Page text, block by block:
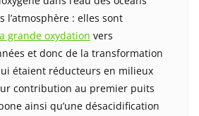
l’atmosphère : elles sont
grande oxydation vers
et donc de la transformation
étaient réducteurs en milieux
contribution au premier puits
ainsi qu’une désacidification